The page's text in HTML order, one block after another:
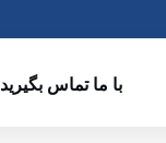
با ما تماس بگیرید